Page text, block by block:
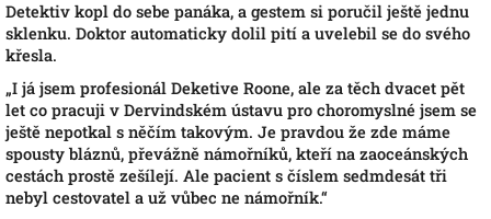
Detektiv kopl do sebe panáka, a gestem si poručil ještě jednu
sklenku. Doktor automaticky dolil pití a uvelebil se do svého
křesla.
„I já jsem profesionál Deketive Roone, ale za těch dvacet pět
let co pracuji v Dervindském ústavu pro choromyslné jsem se
ještě nepotkal s něčím takovým. Je pravdou že zde máme
spousty bláznů, převážně námořníků, kteří na zaoceánských
cestách prostě zešílejí. Ale pacient s číslem sedmdesát tři
nebyl cestovatel a už vůbec ne námořník.“